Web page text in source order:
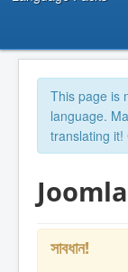
This page is
language.
translating it!
সাবধান!